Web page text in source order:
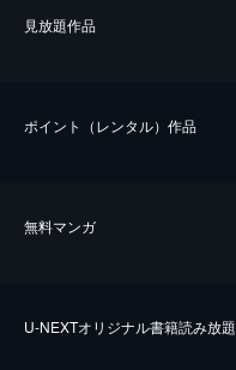
⾒放題作品
ポイント（レンタル）作品
無料マンガ
U-NEXTオリジナル書籍読み放題